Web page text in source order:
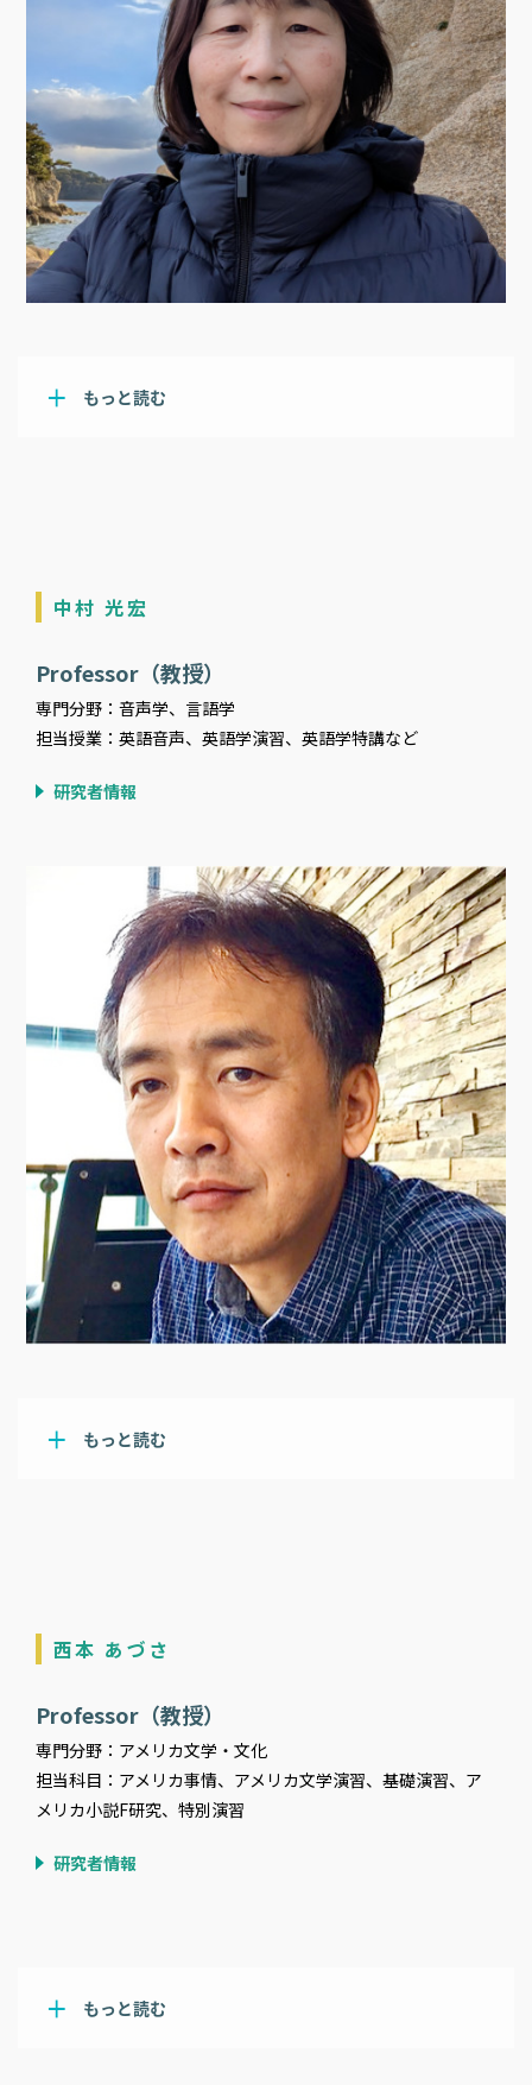
もっと読む
中村 光宏
Professor（教授）
専門分野：音声学、言語学
担当授業：英語音声、英語学演習、英語学特講など
研究者情報
もっと読む
西本 あづさ
Professor（教授）
専門分野：アメリカ文学・文化
担当科目：アメリカ事情、アメリカ文学演習、基礎演習、ア
メリカ小説F研究、特別演習
研究者情報
もっと読む